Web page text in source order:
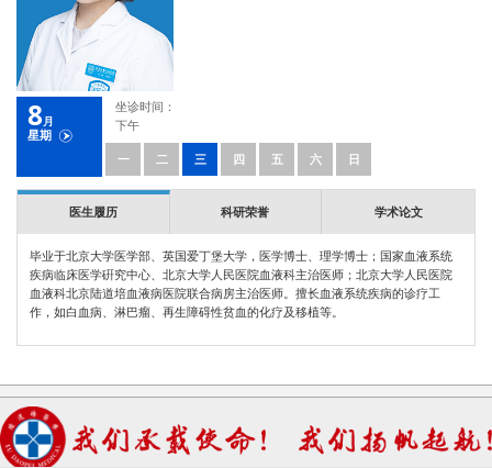
8月
星期
一
二 三 四 五 六 日
坐诊时间：
下午
医生履历 科研荣誉 学术论文
毕业于北京大学医学部、英国爱丁堡大学，医学博士、理学博士；国家血液系统
疾病临床医学硏究中心、北京大学人民医院血液科主治医师；北京大学人民医院
血液科北京陆道培血液病医院联合病房主治医师。擅长血液系统疾病的诊疗工
作，如白血病、淋巴瘤、再生障碍性贫血的化疗及移植等。